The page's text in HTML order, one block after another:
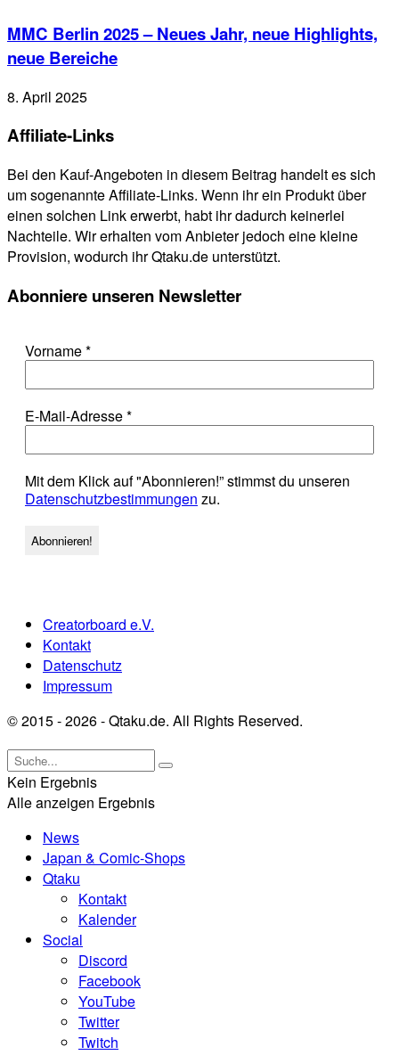
MMC Berlin 2025 – Neues Jahr, neue Highlights,
neue Bereiche
8. April 2025
Affiliate-Links
Bei den Kauf-Angeboten in diesem Beitrag handelt es sich
um sogenannte Affiliate-Links. Wenn ihr ein Produkt über
einen solchen Link erwerbt, habt ihr dadurch keinerlei
Nachteile. Wir erhalten vom Anbieter jedoch eine kleine
Provision, wodurch ihr Qtaku.de unterstützt.
Abonniere unseren Newsletter
Vorname*
E-Mail-Adresse*
Mit dem Klick auf "Abonnieren!” stimmst du unseren
Datenschutzbestimmungen zu.
Creatorboard e.V.
Kontakt
Datenschutz
Impressum
© 2015 - 2026 - Qtaku.de. All Rights Reserved.
Kein Ergebnis
Alle anzeigen Ergebnis
News
Japan & Comic-Shops
Qtaku
Kontakt
Kalender
Social
Discord
Facebook
YouTube
Twitter
Twitch